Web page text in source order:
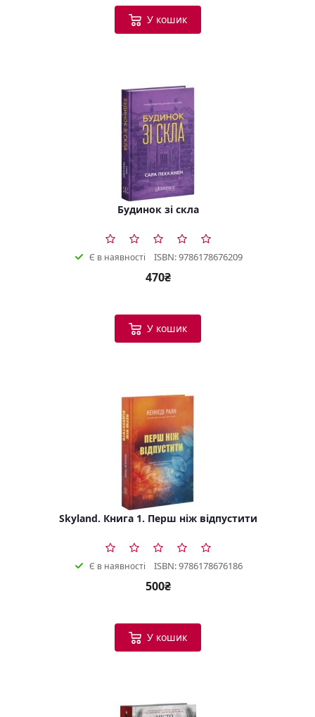
У кошик
Будинок зі скла
Є в наявності ISBN: 9786178676209
470₴
У кошик
Skyland. Книга 1. Перш ніж відпустити
Є в наявності ISBN: 9786178676186
500₴
У кошик